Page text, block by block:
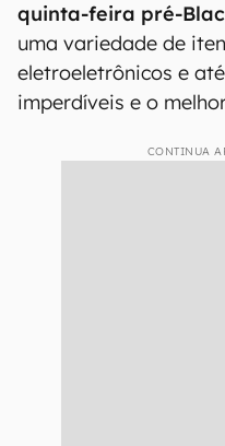
quinta-feira pré-
uma variedade de
eletroeletrônicos e
imperdíveis e o
CONTINUA